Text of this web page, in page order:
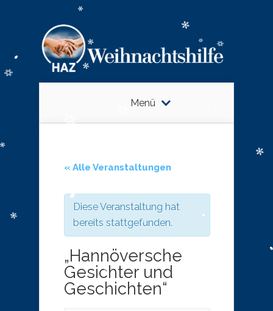
Menü
« Alle Veranstaltungen
Diese Veranstaltung hat
bereits stattgefunden.
„Hannöversche
Gesichter und
Geschichten“